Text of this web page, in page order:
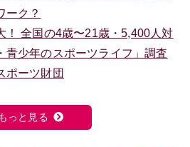
ク？
！ 全国の4歳〜21歳・5,400人対
青少年のスポーツライフ」調査
ーツ財団
もっと見る